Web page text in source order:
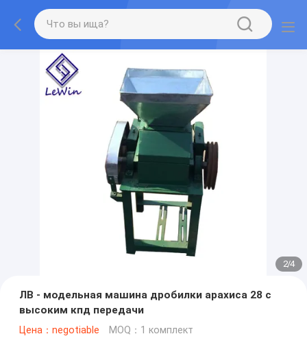
2/4
ЛВ - модельная машина дробилки арахиса 28 с
высоким кпд передачи
Цена：negotiable MOQ：1 комплект